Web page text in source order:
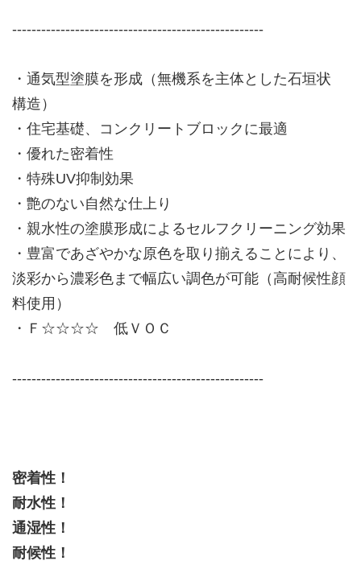
‐‐‐‐‐‐‐‐‐‐‐‐‐‐‐‐‐‐‐‐‐‐‐‐‐‐‐‐‐‐‐‐‐‐‐‐‐‐‐‐‐‐‐‐‐‐‐‐‐‐‐‐
・ 通気型塗膜を形成 （無機系を主体とした石垣状
構造 ）
・ 住宅基礎、コンクリートブロックに最適
・ 優れた密着性
・ 特殊UV抑制 効果
・ 艶のない自然な仕上 り
・ 親水性の塗膜形成によるセルフクリーニング効果
・ 豊富であざやかな原色を取 り 揃 えることにより、
淡彩から濃彩色まで幅広い調色が可能（高耐候性顔
料使用）
・Ｆ☆☆☆☆ 低 ＶＯＣ
‐‐‐‐‐‐‐‐‐‐‐‐‐‐‐‐‐‐‐‐‐‐‐‐‐‐‐‐‐‐‐‐‐‐‐‐‐‐‐‐‐‐‐‐‐‐‐‐‐‐‐‐
密着性！
耐水性！
通湿性！
耐候性！